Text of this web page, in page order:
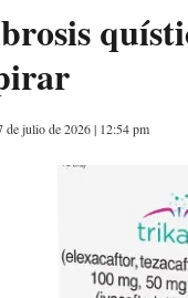
de julio de 2026 | 12:54 pm